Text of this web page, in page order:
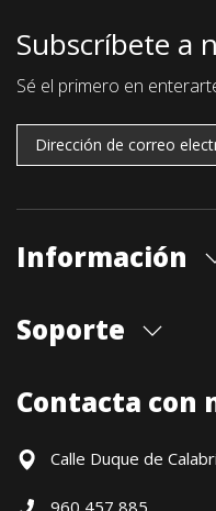
Subscríbete a
Sé el primero en
Información
Cita previa tienda
Contacto
Soporte
Formas de pago
Devoluciones / Garantía
Contacta con
Calle Duque de
960 457 885